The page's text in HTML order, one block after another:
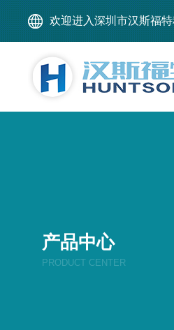
欢迎进入深圳市汉斯福
产品中心
PRODUCT CENTER